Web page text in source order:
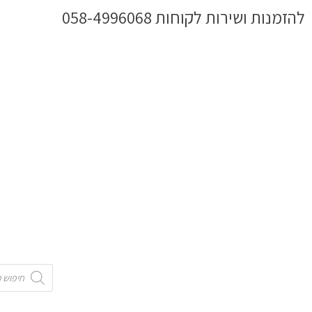
לתוכןלהזמנות ושירות לקוחות 058-4996068
Products
search